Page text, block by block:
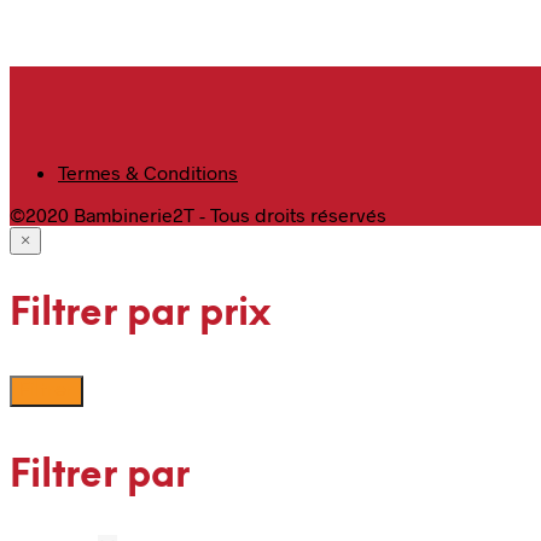
Termes & Conditions
©2020 Bambinerie2T - Tous droits réservés
×
Filtrer par prix
Filtrer par